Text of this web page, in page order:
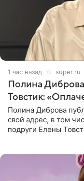
1 час назад super.ru
Полина
Товстик:
Полина Диброва
свой адрес, в том
подруги Елены